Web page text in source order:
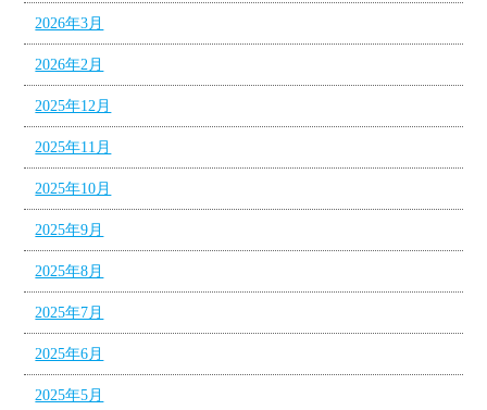
2026年3月
2026年2月
2025年12月
2025年11月
2025年10月
2025年9月
2025年8月
2025年7月
2025年6月
2025年5月